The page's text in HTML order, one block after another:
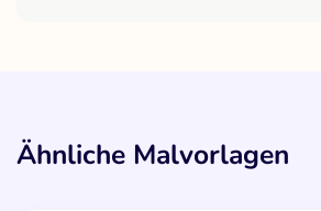
Ähnliche Malvorlagen